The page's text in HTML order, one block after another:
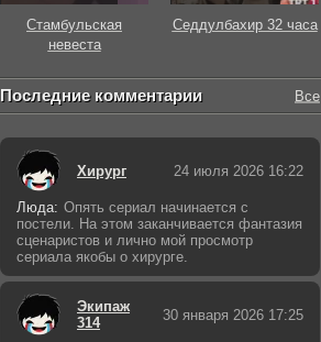
Стамбульская
невеста
Седдулбахир 32 часа
Последние комментарии Все
Хирург 24 июля 2026 16:22
Люда: Опять сериал начинается с
постели. На этом заканчивается фантазия
сценаристов и лично мой просмотр
сериала якобы о хирурге.
Экипаж
314
30 января 2026 17:25